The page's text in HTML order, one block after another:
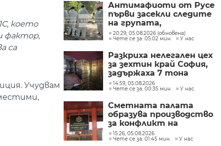
което
фактор,
са
Учудвам
Антимафиоти от Русе
първи засекли следите
на групата,
произвеждала
фентанил в София
20:29, 05.08.2026 (обновена)
Чете се за: 05:02 мин.
У нас
Разкриха нелегален цех
за зехтин край София,
задържаха 7 тона
продукт без марка
14:59, 05.08.2026
Чете се за: 00:35 мин.
У нас
Сметната палата
образува производство
за конфликт на
интереси при Делян
Пеевски
15:26, 05.08.2026
Чете се за: 01:45 мин.
У нас